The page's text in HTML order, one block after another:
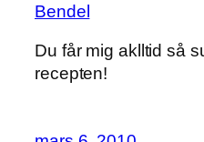
Bendel
Du får mig aklltid så
recepten!